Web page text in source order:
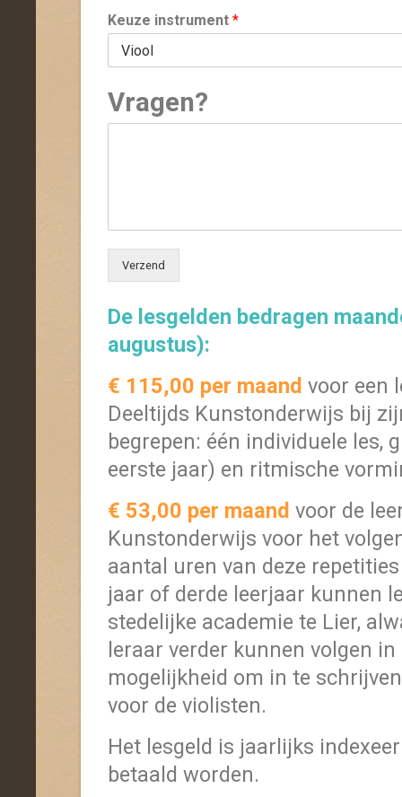
Keuze instrument *
Vragen?
Verzend
De lesgelden bedragen
augustus):
€ 115,00 per maand voor een
Deeltijds Kunstonderwijs bij
begrepen: één individuele les,
eerste jaar) en ritmische
€ 53,00 per maand voor de
Kunstonderwijs voor het
aantal uren van deze
jaar of derde leerjaar kunnen
stedelijke academie te Lier,
leraar verder kunnen volgen
mogelijkheid om in te
voor de violisten.
Het lesgeld is jaarlijks
betaald worden.